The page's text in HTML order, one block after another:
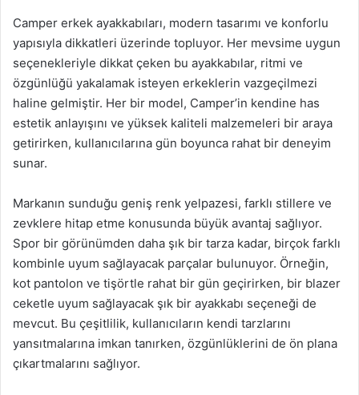
Camper erkek ayakkabıları, modern tasarımı ve konforlu
yapısıyla dikkatleri üzerinde topluyor. Her mevsime uygun
seçenekleriyle dikkat çeken bu ayakkabılar, ritmi ve
özgünlüğü yakalamak isteyen erkeklerin vazgeçilmezi
haline gelmiştir. Her bir model, Camper’in kendine has
estetik anlayışını ve yüksek kaliteli malzemeleri bir araya
getirirken, kullanıcılarına gün boyunca rahat bir deneyim
sunar.
Markanın sunduğu geniş renk yelpazesi, farklı stillere ve
zevklere hitap etme konusunda büyük avantaj sağlıyor.
Spor bir görünümden daha şık bir tarza kadar, birçok farklı
kombinle uyum sağlayacak parçalar bulunuyor. Örneğin,
kot pantolon ve tişörtle rahat bir gün geçirirken, bir blazer
ceketle uyum sağlayacak şık bir ayakkabı seçeneği de
mevcut. Bu çeşitlilik, kullanıcıların kendi tarzlarını
yansıtmalarına imkan tanırken, özgünlüklerini de ön plana
çıkartmalarını sağlıyor.